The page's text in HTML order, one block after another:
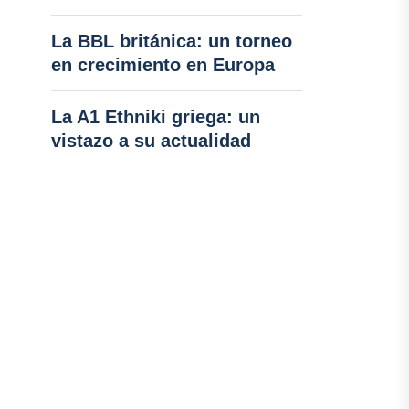
La BBL británica: un torneo
en crecimiento en Europa
La A1 Ethniki griega: un
vistazo a su actualidad